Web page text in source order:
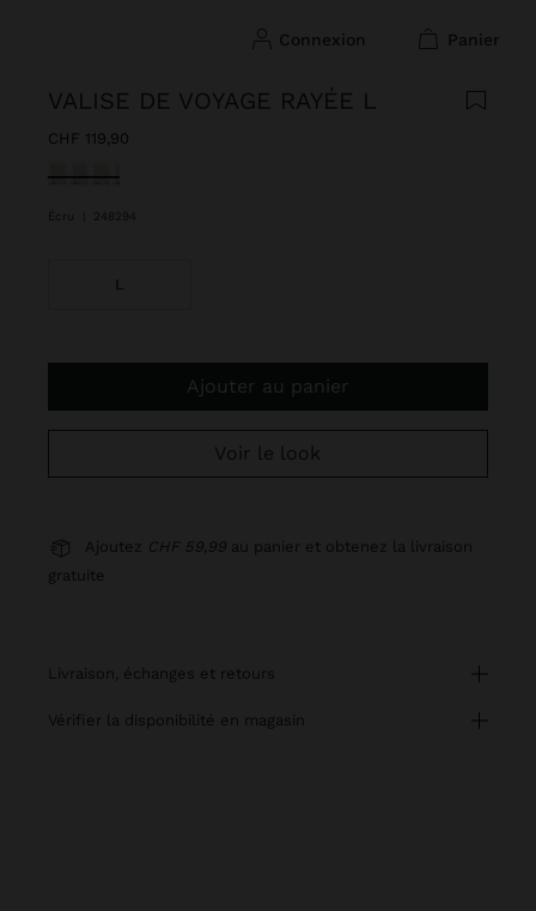
connexion panier
VALISE DE VOYAGE RAYÉE L
CHF 119,90
sélectionné(s)
Écru 248294
L
Ajouter au panier
Voir le look
Ajoutez CHF 59,99 au panier et obtenez la livraison
gratuite
livraison, échanges et retours
vérifier la disponibilité en magasin